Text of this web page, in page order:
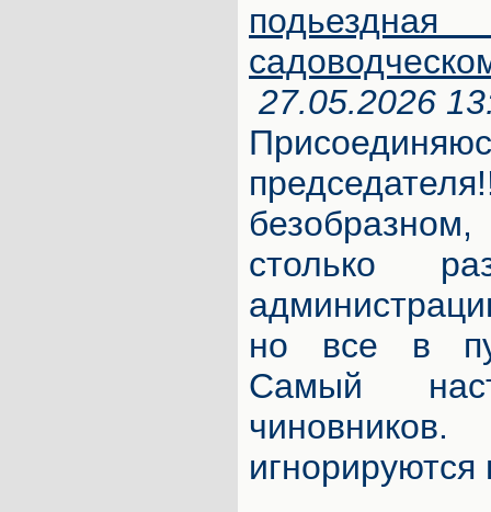
27.05.2026
столько
но все в
Самый